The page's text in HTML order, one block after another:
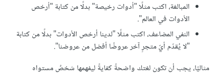
المبالغة، اكتب مثلًا "أدوات رخيصة" بدلًا من كتابة "أرخص
الأدوات في العالم".
النفي المضاعف، اكتب مثلًا "لدينا أرخص الأدوات" بدلًا من كتابة
"لا يُقدّم أيّ متجرٍ آخر عروضًا أفضل من عروضنا".
مثاليًا، يجب أن تكون لغتك واضحةً كفايةً ليفهمها شخصٌ مستواه